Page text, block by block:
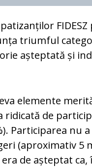
triumful
așteptată și
elemente
ridicată de
Participarea nu
(aproximativ 5
de așteptat